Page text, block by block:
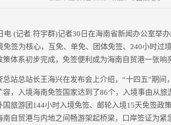
(记者 符宇群)记者30日在海南省新闻办公室举办
免签为核心，互免、单免、团体免签、240小时过
体系初步完成，免签便利成为海南自贸港一张响
总站长王海兴在发布会上介绍，“十四五”期间
，入境海南免签国家达到了86个，入境事由从旅
旅游团144小时入境免签、邮轮入境15天免签政
自贸港与内地之间畅游架起桥梁，口岸签证为紧